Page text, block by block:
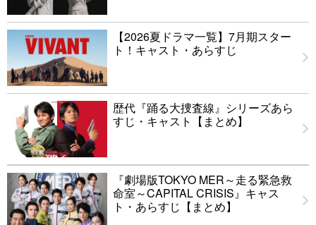
【2026夏ドラマ一覧】7月期スター
ト！キャスト・あらすじ
歴代『踊る大捜査線』シリーズあら
すじ・キャスト【まとめ】
『劇場版TOKYO MER～走る緊急救
命室～CAPITAL CRISIS』キャス
ト・あらすじ【まとめ】